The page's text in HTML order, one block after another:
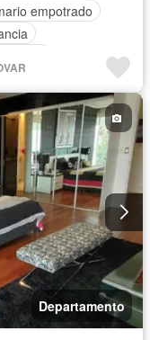
empotrado
Sin amoblar
Departamento